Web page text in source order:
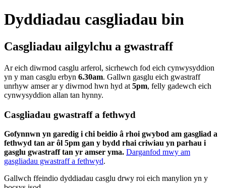
Dyddiadau casgliadau bin
Casgliadau ailgylchu a gwastraff
Ar eich diwrnod casglu arferol, sicrhewch fod eich cynwysyddion
yn y man casglu erbyn 6.30am. Gallwn gasglu eich gwastraff
unrhyw amser ar y diwrnod hwn hyd at 5pm, felly gadewch eich
cynwysyddion allan tan hynny.
Casgliadau gwastraff a fethwyd
Gofynnwn yn garedig i chi beidio â rhoi gwybod am gasgliad a
fethwyd tan ar ôl 5pm gan y bydd rhai criwiau yn parhau i
gasglu gwastraff tan yr amser yma. Darganfod mwy am
gasgliadau gwastraff a fethwyd.
Gallwch ffeindio dyddiadau casglu drwy roi eich manylion yn y